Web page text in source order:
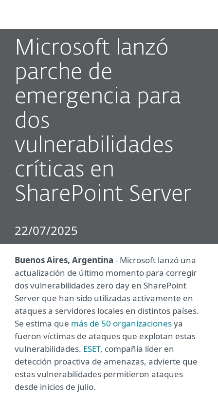
Microsoft lanzó
parche de
emergencia para
dos
vulnerabilidades
críticas en
SharePoint Server
22/07/2025
Buenos Aires, Argentina - Microsoft lanzó una
actualización de último momento para corregir
dos vulnerabilidades zero day en SharePoint
Server que han sido utilizadas activamente en
ataques a servidores locales en distintos países.
Se estima que más de 50 organizacionesya
fueron víctimas de ataques que explotan estas
vulnerabilidades. ESET, compañía líder en
detección proactiva de amenazas, advierte que
estasvulnerabilidades permitieron ataques
desde inicios de julio.